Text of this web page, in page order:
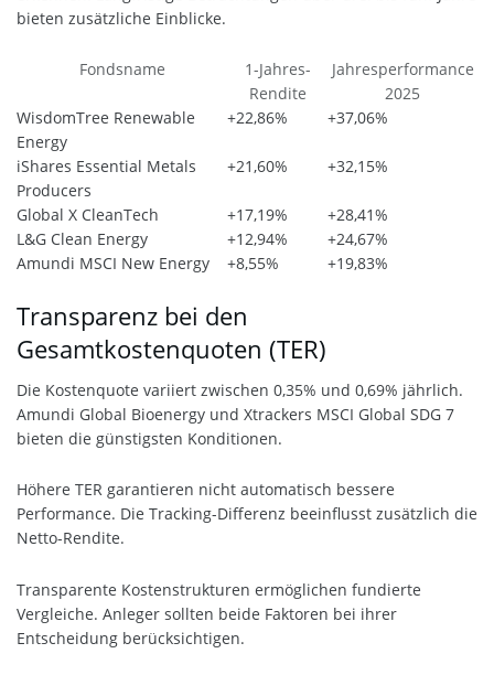
bieten zusätzliche Einblicke.
Fondsname
1-Jahres-
Rendite
Jahresperformance
2025
WisdomTree Renewable
Energy
+22,86% +37,06%
iShares Essential Metals
Producers
+21,60% +32,15%
Global X CleanTech +17,19%
+28,41%
L&G Clean Energy
+12,94%
+24,67%
Amundi MSCI New Energy
+8,55% +19,83%
Transparenz bei den
Gesamtkostenquoten (TER)
Die Kostenquote variiert zwischen 0,35% und 0,69% jährlich.
Amundi Global Bioenergy und Xtrackers MSCI Global SDG 7
bieten die günstigsten Konditionen.
Höhere TER garantieren nicht automatisch bessere
Performance. Die Tracking-Differenz beeinflusst zusätzlich die
Netto-Rendite.
Transparente Kostenstrukturen ermöglichen fundierte
Vergleiche. Anleger sollten beide Faktoren bei ihrer
Entscheidung berücksichtigen.